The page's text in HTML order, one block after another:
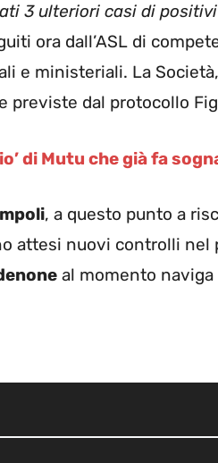
3 ulteriori casi di
ora dall’ASL di
e ministeriali. La
dal protocollo
di Mutu che già fa
, a questo punto a
attesi nuovi controlli nel
al momento naviga